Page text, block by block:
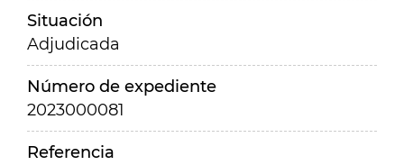
Situación
Adjudicada
Número de expediente
2023000081
Referencia